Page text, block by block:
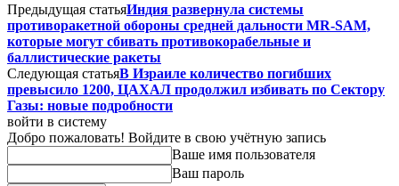
Предыдущая статьяИндия развернула системы
противоракетной обороны средней дальности MR-SAM,
которые могут сбивать противокорабельные и
баллистические ракеты
Следующая статьяВ Израиле количество погибших
превысило 1200, ЦАХАЛ продолжил избивать по Сектору
Газы: новые подробности
войти в систему
Добро пожаловать! Войдите в свою учётную запись
Ваше имя пользователя
Ваш пароль